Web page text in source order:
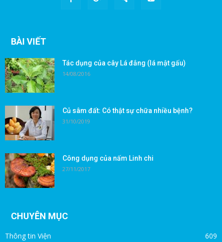
BÀI VIẾT
Tác dụng của cây Lá đắng (lá mật gấu)
14/08/2016
Củ sâm đất: Có thật sự chữa nhiều bệnh?
31/10/2019
Công dụng của nấm Linh chi
27/11/2017
CHUYÊN MỤC
Thông tin Viện 609